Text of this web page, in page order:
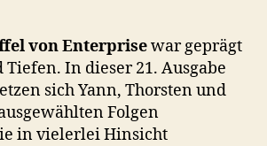
Enterprise,
Staffel
2
auf
Blu-
ray
von Enterprisewar geprägt
In dieser 21. Ausgabe
sich Yann, Thorsten und
Folgen
in vielerlei Hinsicht